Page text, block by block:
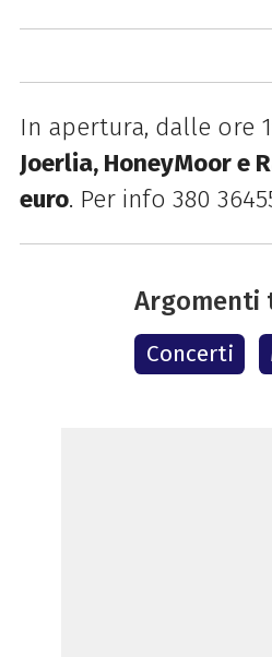
In apertura, dalle ore
Joerlia, HoneyMoor e
euro. Per info 380
Concerti